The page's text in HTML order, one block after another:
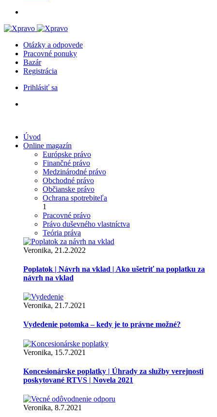
Otázky a odpovede
Pracovné ponuky
Bazár
Registrácia
Prihlásiť sa
Úvod
Online magazín
Európske právo
Finančné právo
Medzinárodné právo
Obchodné právo
Občianske právo
Ochrana spotrebiteľa
1
Pracovné právo
Právo duševného vlastníctva
Teória práva
Veronika, 21.2.2022
Poplatok | Návrh na vklad | Ako ušetriť na poplatku za
návrh na vklad
Veronika, 21.7.2021
Vydedenie potomka – kedy je to právne možné?
Veronika, 15.7.2021
Koncesionárske poplatky | Úhrady za služby verejnosti
poskytované RTVS | Novela 2021
Veronika, 8.7.2021